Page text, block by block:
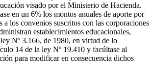
visado por el Ministerio de Hacienda.
en un 6% los montos anuales de aporte por
a los convenios suscritos con las corporaciones
establecimientos educacionales,
Nº 3.166, de 1980, en virtud de lo
14 de la ley Nº 19.410 y facúltase al
para modificar en consecuencia dichos